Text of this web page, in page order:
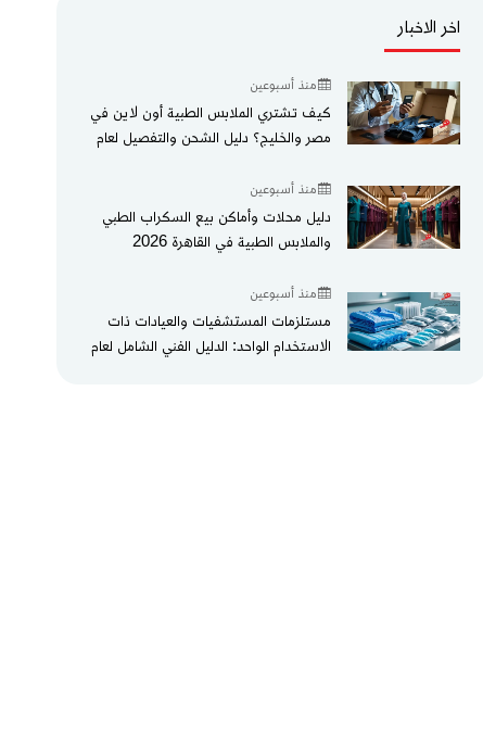
اخر الاخبار
منذ أسبوعين
كيف تشتري الملابس الطبية أون لاين في
مصر والخليج؟ دليل الشحن والتفصيل لعام
منذ أسبوعين
دليل محلات وأماكن بيع السكراب الطبي
والملابس الطبية في القاهرة 2026
منذ أسبوعين
مستلزمات المستشفيات والعيادات ذات
الاستخدام الواحد: الدليل الفني الشامل لعام